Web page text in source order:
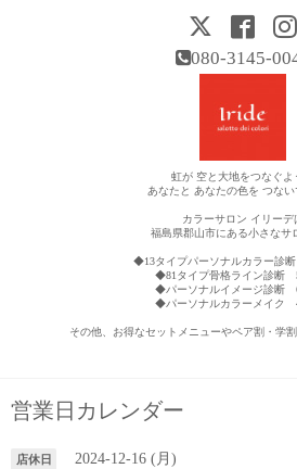
080-3145-
虹が 空と大地をつなぐよ
あなたと あなたの色を つな
カラーサロン イリーデ
福島県郡山市にある小さなサ
◆13タイプパーソナルカラー診
◆81タイプ骨格ライン診断
◆パーソナルイメージ診断
◆パーソナルカラーメイク
その他、お得なセットメニューやペア割・学
営業日カレンダー
店休日 2024-12-16 (月)